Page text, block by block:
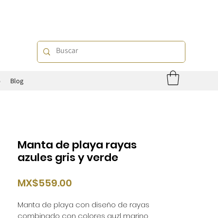
Blog
Manta de playa rayas
azules gris y verde
MX$559.00
Manta de playa con diseño de rayas
combinado con colores auzl marino,